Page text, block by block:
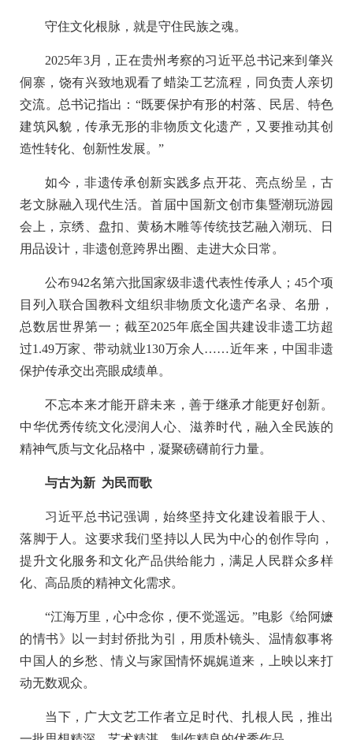
守住文化根脉，就是守住民族之魂。
2025年3月，正在贵州考察的习近平总书记来到肇兴
侗寨，饶有兴致地观看了蜡染工艺流程，同负责人亲切
交流。总书记指出：“既要保护有形的村落、民居、特色
建筑风貌，传承无形的非物质文化遗产，又要推动其创
造性转化、创新性发展。”
如今，非遗传承创新实践多点开花、亮点纷呈，古
老文脉融入现代生活。首届中国新文创市集暨潮玩游园
会上，京绣、盘扣、黄杨木雕等传统技艺融入潮玩、日
用品设计，非遗创意跨界出圈、走进大众日常。
公布942名第六批国家级非遗代表性传承人；45个项
目列入联合国教科文组织非物质文化遗产名录、名册，
总数居世界第一；截至2025年底全国共建设非遗工坊超
过1.49万家、带动就业130万余人……近年来，中国非遗
保护传承交出亮眼成绩单。
不忘本来才能开辟未来，善于继承才能更好创新。
中华优秀传统文化浸润人心、滋养时代，融入全民族的
精神气质与文化品格中，凝聚磅礴前行力量。
与古为新 为民而歌
习近平总书记强调，始终坚持文化建设着眼于人、
落脚于人。这要求我们坚持以人民为中心的创作导向，
提升文化服务和文化产品供给能力，满足人民群众多样
化、高品质的精神文化需求。
“江海万里，心中念你，便不觉遥远。”电影《给阿嬷
的情书》以一封封侨批为引，用质朴镜头、温情叙事将
中国人的乡愁、情义与家国情怀娓娓道来，上映以来打
动无数观众。
当下，广大文艺工作者立足时代、扎根人民，推出